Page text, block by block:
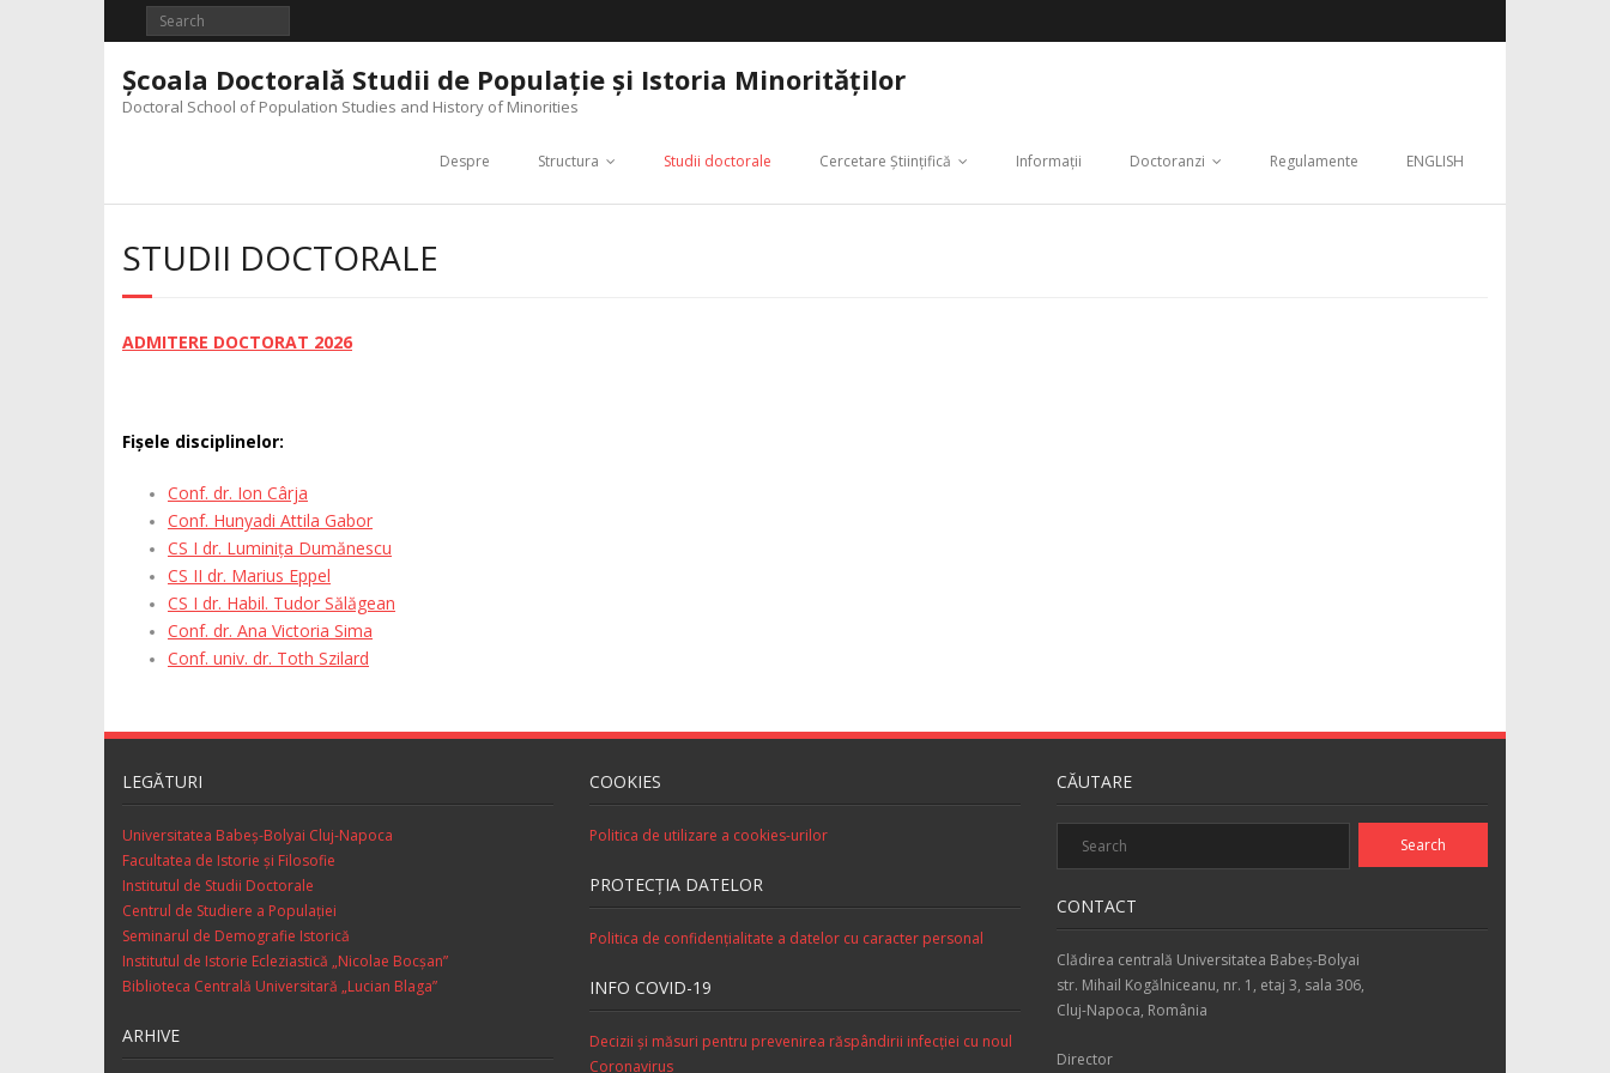
Şcoala Doctorală Studii de Populaţie şi Istoria Minorităţilor
Doctoral School of Population Studies and History of Minorities
Despre Structura Studii doctorale Cercetare Ştiinţifică Informaţii Doctoranzi Regulamente ENGLISH
STUDII DOCTORALE
ADMITERE DOCTORAT 2026
Fișele disciplinelor:
Conf. dr. Ion Cârja
Conf. Hunyadi Attila Gabor
CS I dr. Luminița Dumănescu
CS II dr. Marius Eppel
CS I dr. Habil. Tudor Sălăgean
Conf. dr. Ana Victoria Sima
Conf. univ. dr. Toth Szilard
LEGĂTURI
Universitatea Babeș-Bolyai Cluj-Napoca
Facultatea de Istorie şi Filosofie
Institutul de Studii Doctorale
Centrul de Studiere a Populaţiei
Seminarul de Demografie Istorică
Institutul de Istorie Ecleziastică „Nicolae Bocşan”
Biblioteca Centrală Universitară „Lucian Blaga”
ARHIVE
COOKIES
Politica de utilizare a cookies-urilor
PROTECŢIA DATELOR
Politica de confidenţialitate a datelor cu caracter personal
INFO COVID-19
Decizii şi măsuri pentru prevenirea răspândirii infecţiei cu noul
Coronavirus
CĂUTARE
CONTACT
Clădirea centrală Universitatea Babeş-Bolyai
str. Mihail Kogălniceanu, nr. 1, etaj 3, sala 306,
Cluj-Napoca, România
Director